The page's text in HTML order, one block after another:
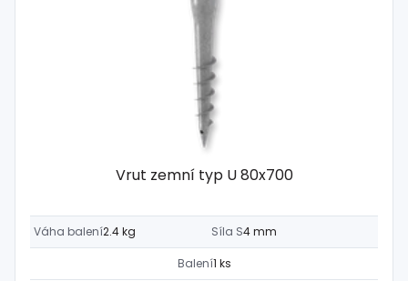
Vrut zemní typ U 80x700
Váha balení2.4 kg Síla S4 mm
Balení1 ks